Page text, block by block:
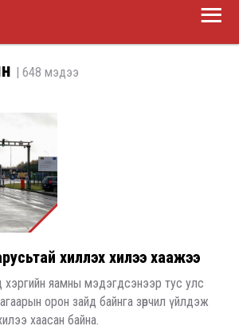
Main
Menu
| 648 мэдээ
хиллэх хилээ хаажээ
хэргийн яамны мэдэгдсэнээр тус улс
орон зайд байнга зөрчил үйлдэж
хаасан байна.